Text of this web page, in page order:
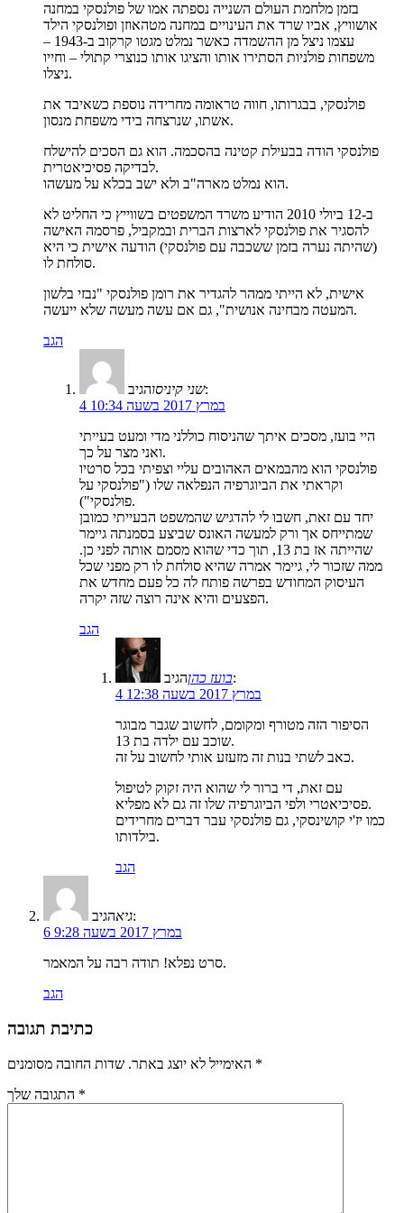
בזמן מלחמת העולם השנייה נספתה אמו של פולנסקי במחנה
אושוויץ, אביו שרד את העינויים במחנה מטהאוזן ופולנסקי הילד
עצמו ניצל מן ההשמדה כאשר נמלט מגטו קרקוב ב-1943 –
משפחות פולניות הסתירו אותו והציגו אותו כנוצרי קתולי – וחייו
ניצלו.
פולנסקי, בבגרותו, חווה טראומה מחרידה נוספת כשאיבד את
אשתו, שנרצחה בידי משפחת מנסון.
פולנסקי הודה בבעילת קטינה בהסכמה. הוא גם הסכים להישלח
לבדיקה פסיכיאטרית.
הוא נמלט מארה"ב ולא ישב בכלא על מעשהו.
ב-12 ביולי 2010 הודיע משרד המשפטים בשווייץ כי החליט לא
להסגיר את פולנסקי לארצות הברית ובמקביל, פרסמה האישה
(שהיתה נערה בזמן ששכבה עם פולנסקי) הודעה אישית כי היא
סולחת לו.
אישית, לא הייתי ממהר להגדיר את רומן פולנסקי "נבזי בלשון
המעטה מבחינה אנושית", גם אם עשה מעשה שלא ייעשה.
הגב
שני קיניסוהגיב:
4 במרץ 2017 בשעה 10:34
היי בועז, מסכים איתך שהניסוח כוללני מדי ומעט בעייתי
ואני מצר על כך.
פולנסקי הוא מהבמאים האהובים עליי וצפיתי בכל סרטיו
וקראתי את הביוגרפיה הנפלאה שלו ("פולנסקי על
פולנסקי").
יחד עם זאת, חשבו לי להדגיש שהמשפט הבעייתי כמובן
שמתייחס אך ורק למעשה האונס שביצע בסמנתה גיימר
שהייתה אז בת 13, תוך כדי שהוא מסמם אותה לפני כן.
ממה שזכור לי, גיימר אמרה שהיא סולחת לו רק מפני שכל
העיסוק המחודש בפרשה פותח לה כל פעם מחדש את
הפצעים והיא אינה רוצה שזה יקרה.
הגב
בועז כהןהגיב:
4 במרץ 2017 בשעה 12:38
הסיפור הזה מטורף ומקומם, לחשוב שגבר מבוגר
שוכב עם ילדה בת 13.
כאב לשתי בנות זה מזעזע אותי לחשוב על זה.
עם זאת, די ברור לי שהוא היה זקוק לטיפול
פסיכיאטרי ולפי הביוגרפיה שלו זה גם לא מפליא.
כמו יז'י קושינסקי, גם פולנסקי עבר דברים מחרידים
בילדותו.
הגב
גיאהגיב:
6 במרץ 2017 בשעה 9:28
סרט נפלא! תודה רבה על המאמר.
הגב
כתיבת תגובה
האימייל לא יוצג באתר. *
*